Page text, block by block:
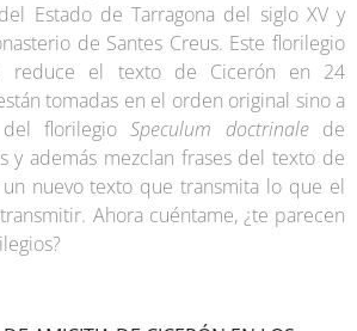
Estado de Tarragona del siglo XV y
de Santes Creus. Este florilegio
reduce el texto de Cicerón en 24
tomadas en el orden original sino a
florilegioSpeculum doctrinalede
y además mezclan frases del texto de
nuevo texto que transmita lo que el
Ahora cuéntame, ¿te parecen